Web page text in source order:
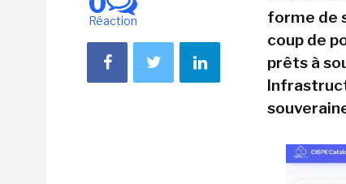
Réaction
forme de
coup de
prêts à